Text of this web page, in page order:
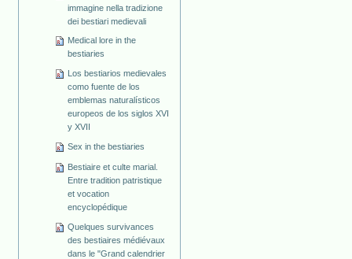
immagine nella tradizione
dei bestiari medievali
Medical lore in the
bestiaries
Los bestiarios medievales
como fuente de los
emblemas naturalísticos
europeos de los siglos XVI
y XVII
Sex in the bestiaries
Bestiaire et culte marial.
Entre tradition patristique
et vocation
encyclopédique
Quelques survivances
des bestiaires médiévaux
dans le "Grand calendrier